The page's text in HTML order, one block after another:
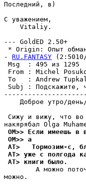
Последний, в)
С уважением,
    Vitaliy.
--- GoldED 2.50+
* Origin: Опыт
- RU.FANTASY
Msg  :
From : Michel
To   : Andrew
Subj :
Доброе утро/
Сижу и вижу, что во
OM>> Ecли имeeшь
OM>> a
AT>   Тоpмозим-с,
AT> уже с полгода
AT> книги было.
А можно
можно.